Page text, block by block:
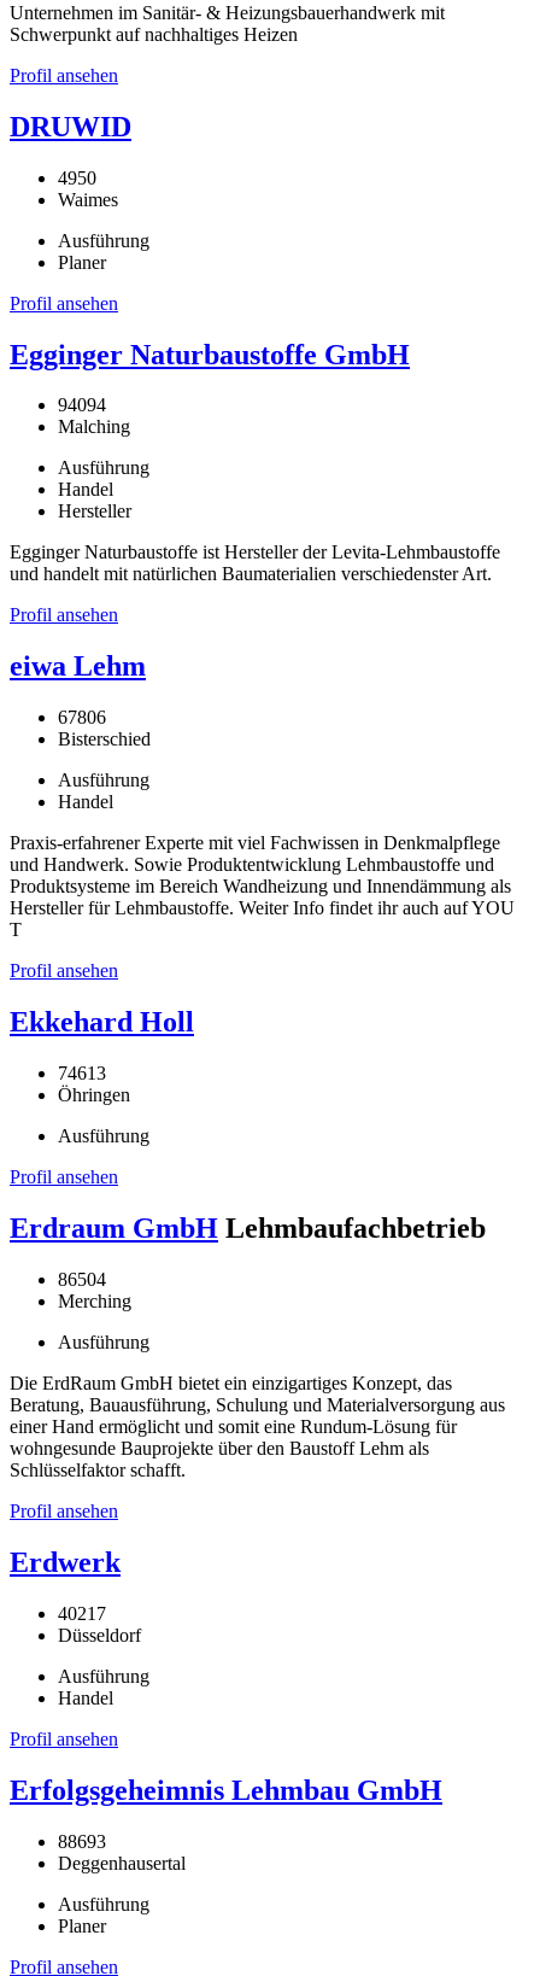
Unternehmen im Sanitär- & Heizungsbauerhandwerk mit
Schwerpunkt auf nachhaltiges Heizen
Profil ansehen
DRUWID
4950
Waimes
Ausführung
Planer
Profil ansehen
Egginger Naturbaustoffe GmbH
94094
Malching
Ausführung
Handel
Hersteller
Egginger Naturbaustoffe ist Hersteller der Levita-Lehmbaustoffe
und handelt mit natürlichen Baumaterialien verschiedenster Art.
Profil ansehen
eiwa Lehm
67806
Bisterschied
Ausführung
Handel
Praxis-erfahrener Experte mit viel Fachwissen in Denkmalpflege
und Handwerk. Sowie Produktentwicklung Lehmbaustoffe und
Produktsysteme im Bereich Wandheizung und Innendämmung als
Hersteller für Lehmbaustoffe. Weiter Info findet ihr auch auf YOU
T
Profil ansehen
Ekkehard Holl
74613
Öhringen
Ausführung
Profil ansehen
Erdraum GmbH Lehmbaufachbetrieb
86504
Merching
Ausführung
Die ErdRaum GmbH bietet ein einzigartiges Konzept, das
Beratung, Bauausführung, Schulung und Materialversorgung aus
einer Hand ermöglicht und somit eine Rundum-Lösung für
wohngesunde Bauprojekte über den Baustoff Lehm als
Schlüsselfaktor schafft.
Profil ansehen
Erdwerk
40217
Düsseldorf
Ausführung
Handel
Profil ansehen
Erfolgsgeheimnis Lehmbau GmbH
88693
Deggenhausertal
Ausführung
Planer
Profil ansehen